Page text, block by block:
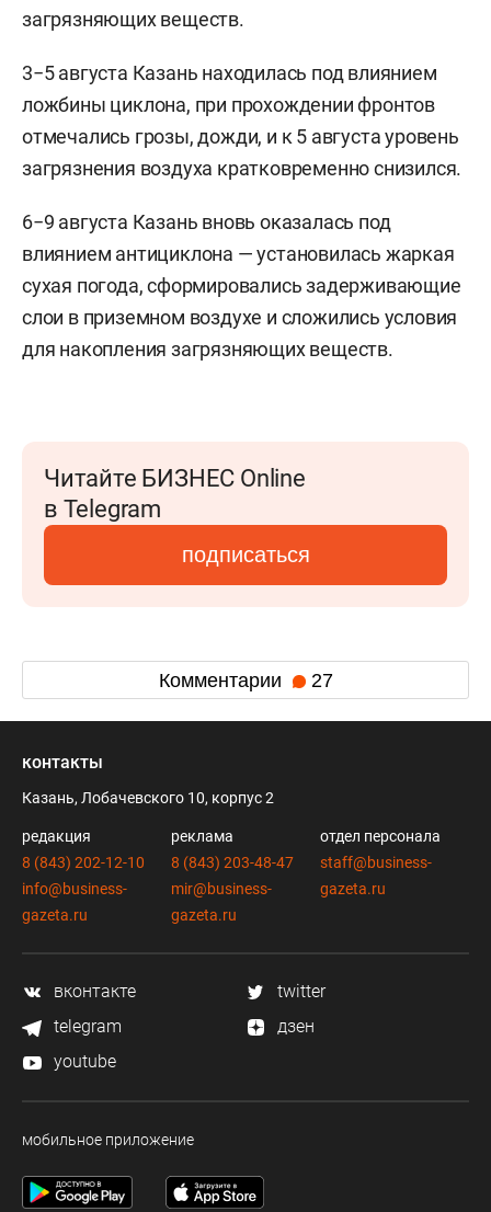
загрязняющих веществ.
3−5 августа Казань находилась под влиянием
ложбины циклона, при прохождении фронтов
отмечались грозы, дожди, и к 5 августа уровень
загрязнения воздуха кратковременно снизился.
6−9 августа Казань вновь оказалась под
влиянием антициклона — установилась жаркая
сухая погода, сформировались задерживающие
слои в приземном воздухе и сложились условия
для накопления загрязняющих веществ.
Читайте БИЗНЕС Online
в Telegram
подписаться
Комментарии 27
контакты
Казань, Лобачевского 10, корпус 2
редакция
8 (843) 202-12-10
info@business-
gazeta.ru
реклама
8 (843) 203-48-47
mir@business-
gazeta.ru
отдел персонала
staff@business-
gazeta.ru
вконтакте
twitter
telegram
дзен
youtube
мобильное приложение